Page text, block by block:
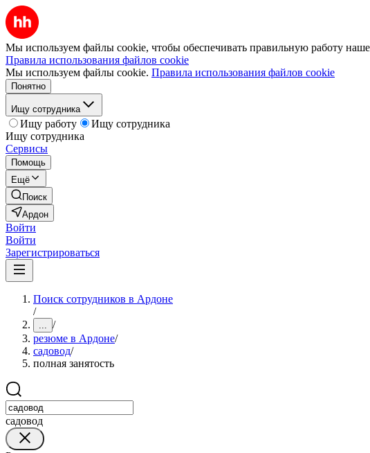
Мы используем файлы cookie, чтобы обеспечивать правильную работу
Правила использования файлов cookie
Мы используем файлы cookie. Правила использования файлов cookie
Понятно
Ищу сотрудника
Ищу работу
Ищу сотрудника
Ищу сотрудника
Сервисы
Помощь
Ещё
Поиск
Ардон
Войти
Войти
Зарегистрироваться
Поиск сотрудников в Ардоне
/
... /
резюме в Ардоне/
садовод/
полная занятость
садовод